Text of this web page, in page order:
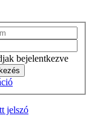
bejelentkezve
jelszó